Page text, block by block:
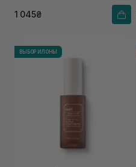
1 045₴
ВЫБОР ИЛОНЫ